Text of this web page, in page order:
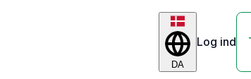
DA
Log ind